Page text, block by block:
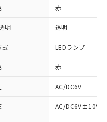
赤
明 透明
式 LEDランプ
赤
AC/DC6V
AC/DC6V±10%
だき、同意のうえ
指令（10物質）の
提供可能な商品で
（10物質）の非含
替える予定のある
指令（10物質）の
、対応品を出す予